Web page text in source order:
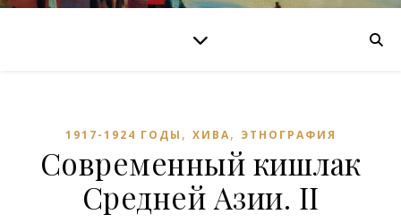
1917-1924 ГОДЫ , ХИВА, ЭТНОГРАФИЯ
Современный кишлак
Средней Азии. II